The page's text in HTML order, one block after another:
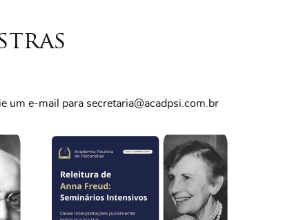
um e-mail para secretaria@acadpsi.com.br